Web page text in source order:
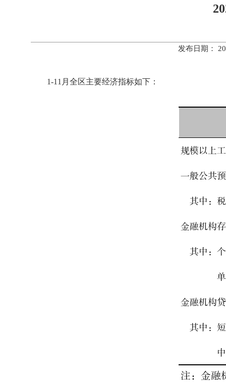
发布日期：
1-11月全区主要经济指标如下：